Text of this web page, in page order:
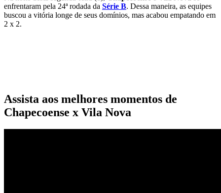
enfrentaram pela 24ª rodada da Série B. Dessa maneira, as equipes
buscou a vitória longe de seus domínios, mas acabou empatando em
2 x 2.
Assista aos melhores momentos de
Chapecoense x Vila Nova